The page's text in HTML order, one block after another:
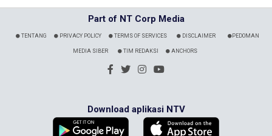
Part of NT Corp Media
TENTANG PRIVACY POLICY TERMS OF SERVICES DISCLAIMER PEDOMAN
MEDIA SIBER TIM REDAKSI ANCHORS
Download aplikasi NTV